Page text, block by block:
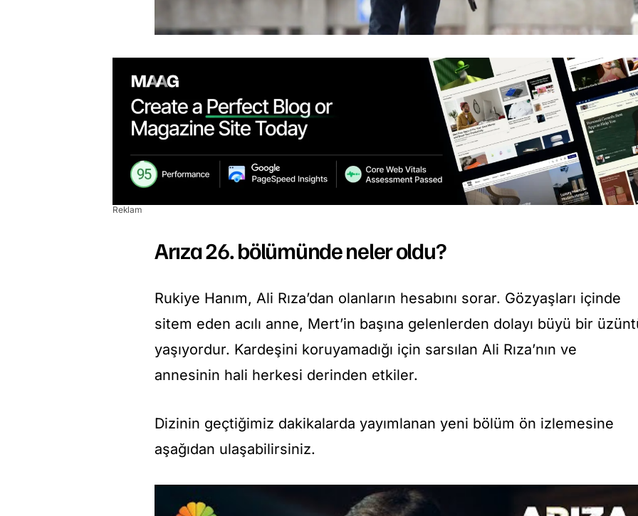
Reklam
Arıza 26. bölümünde neler oldu?
Rukiye Hanım, Ali Rıza’dan olanların hesabını sorar. Gözyaşları içinde
sitem eden acılı anne, Mert’in başına gelenlerden dolayı büyü bir
yaşıyordur. Kardeşini koruyamadığı için sarsılan Ali Rıza’nın ve
annesinin hali herkesi derinden etkiler.
Dizinin geçtiğimiz dakikalarda yayımlanan yeni bölüm ön izlemesine
aşağıdan ulaşabilirsiniz.